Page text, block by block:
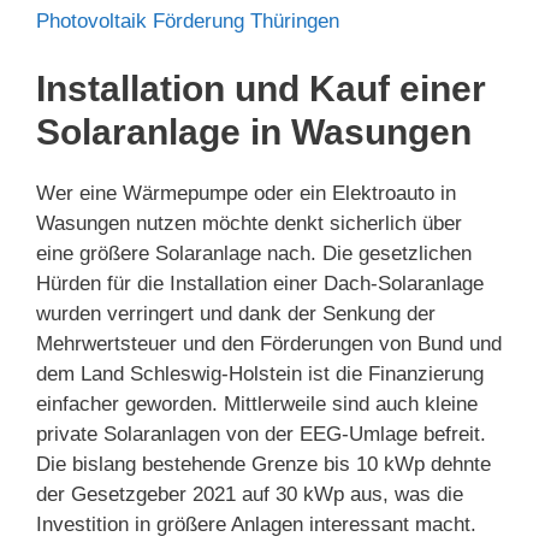
Photovoltaik Förderung Thüringen
Installation und Kauf einer
Solaranlage in Wasungen
Wer eine Wärmepumpe oder ein Elektroauto in
Wasungen nutzen möchte denkt sicherlich über
eine größere Solaranlage nach. Die gesetzlichen
Hürden für die Installation einer Dach-Solaranlage
wurden verringert und dank der Senkung der
Mehrwertsteuer und den Förderungen von Bund und
dem Land Schleswig-Holstein ist die Finanzierung
einfacher geworden. Mittlerweile sind auch kleine
private Solaranlagen von der EEG-Umlage befreit.
Die bislang bestehende Grenze bis 10 kWp dehnte
der Gesetzgeber 2021 auf 30 kWp aus, was die
Investition in größere Anlagen interessant macht.